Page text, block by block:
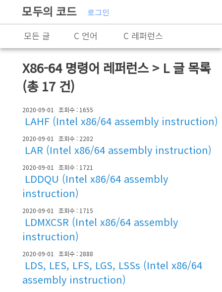
모두의 코드 로그인
모든 글 C 언어
C 레퍼런스
X86-64 명령어 레퍼런스
X86-64 명령어 레퍼런스 > L글 목록
(총 17 건)
2020-09-01 조회수 : 1655
LAHF (Intel x86/64 assembly instruction)
2020-09-01 조회수 : 2202
LAR (Intel x86/64 assembly instruction)
2020-09-01 조회수 : 1721
LDDQU (Intel x86/64 assembly
instruction)
2020-09-01 조회수 : 1715
LDMXCSR (Intel x86/64 assembly
instruction)
2020-09-01 조회수 : 2888
LDS, LES, LFS, LGS, LSSs (Intel x86/64
assembly instruction)